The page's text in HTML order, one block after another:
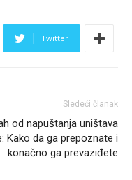
Twitter
Sledeći članak
od napuštanja uništava
Kako da ga prepoznate i
konačno ga prevaziđete